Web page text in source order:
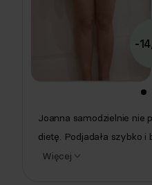
-
Joanna samodzielnie nie
dietę. Podjadała szybko i
na wadze oraz
Więcej